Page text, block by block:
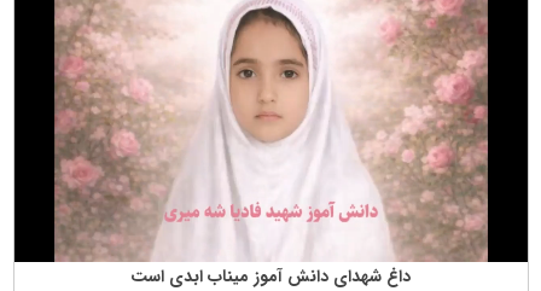
داغ شهدای دانش آموز میناب ابدی است